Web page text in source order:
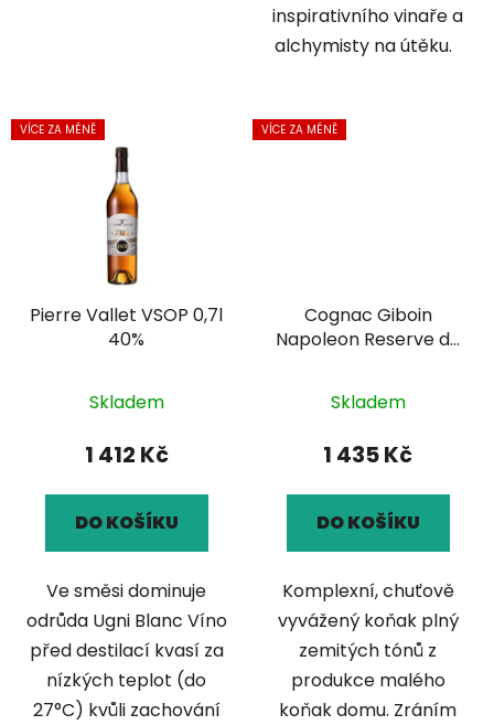
inspirativního vinaře a
alchymisty na útěku.
VÍCE ZA MÉNĚ
Pierre Vallet VSOP 0,7l
40%
Skladem
1 412 Kč
DO KOŠÍKU
Ve směsi dominuje
odrůda Ugni Blanc Víno
před destilací kvasí za
nízkých teplot (do
27°C) kvůli zachování
VÍCE ZA MÉNĚ
Cognac Giboin
Napoleon Reserve de
Skladem
1 435 Kč
DO KOŠÍKU
Komplexní, chuťově
vyvážený koňak plný
zemitých tónů z
produkce malého
koňak domu. Zráním